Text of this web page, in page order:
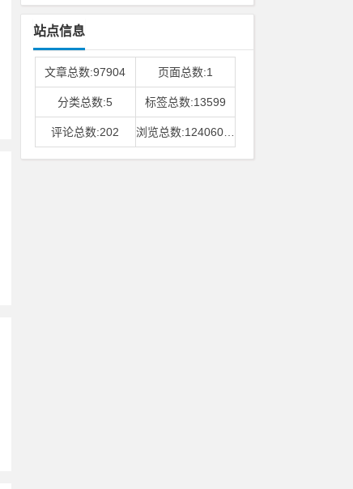
站点信息
文章总数:97904 页面总数:1
分类总数:5 标签总数:13599
评论总数:202 浏览总数:12406006